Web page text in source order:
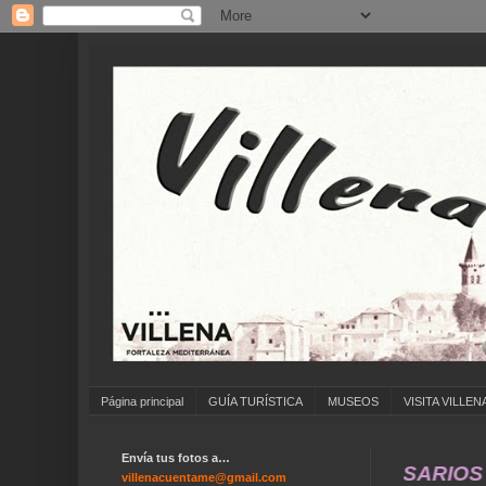
Página principal GUÍA TURÍSTICA MUSEOS VISITA
... COMUNIONES ... ANIVERSARIOS ...
Envía tus fotos a…
villenacuentame@gmail.com